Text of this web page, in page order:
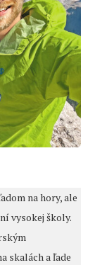
na hory, ale
vysokej školy.
skalách a ľade